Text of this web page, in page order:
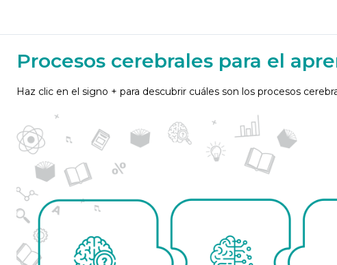
Procesos cerebrales para el
Haz clic en el signo + para descubrir cuáles son los procesos